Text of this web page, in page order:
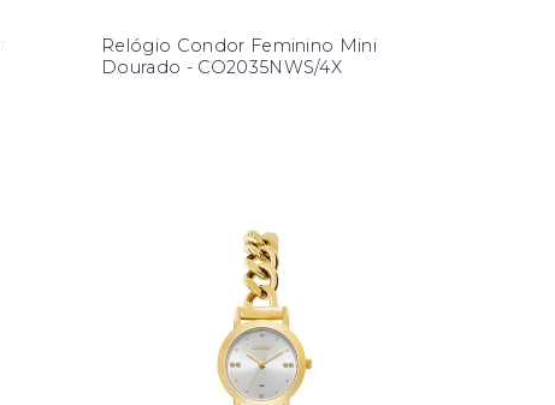
Relógio Condor Feminino Mini
Dourado - CO2035NWS/4X